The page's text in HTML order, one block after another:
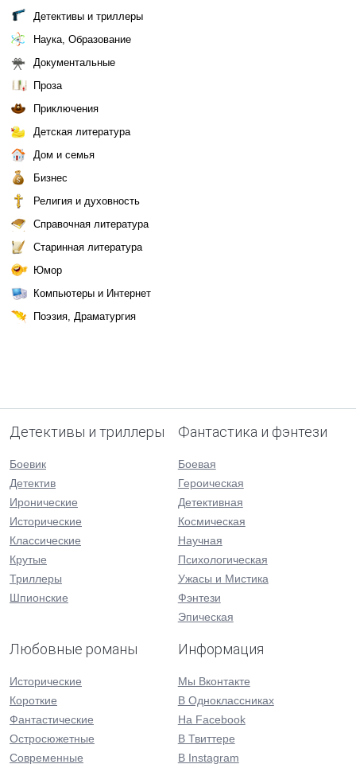
Детективы и триллеры
Наука, Образование
Документальные
Проза
Приключения
Детская литература
Дом и семья
Бизнес
Религия и духовность
Справочная литература
Старинная литература
Юмор
Компьютеры и Интернет
Поэзия, Драматургия
Детективы и триллеры
Боевик
Детектив
Иронические
Исторические
Классические
Крутые
Триллеры
Шпионские
Фантастика и фэнтези
Боевая
Героическая
Детективная
Космическая
Научная
Психологическая
Ужасы и Мистика
Фэнтези
Эпическая
Любовные романы
Исторические
Короткие
Фантастические
Остросюжетные
Современные
Информация
Мы Вконтакте
В Одноклассниках
На Facebook
В Твиттере
В Instagram